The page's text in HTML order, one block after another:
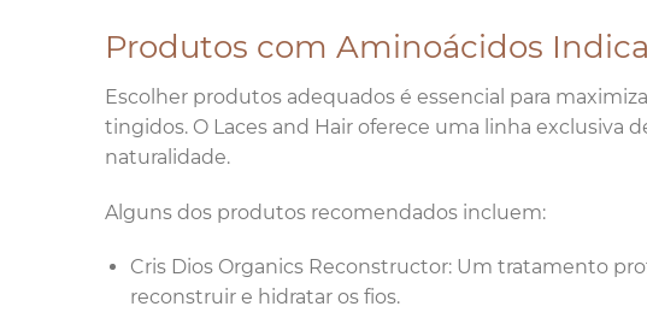
Produtos com Aminoácidos
Escolher produtos adequados é essencial para
tingidos. O Laces and Hair oferece uma linha exclusiva
naturalidade.
Alguns dos produtos recomendados incluem:
Cris Dios Organics Reconstructor: Um tratamento
reconstruir e hidratar os fios.